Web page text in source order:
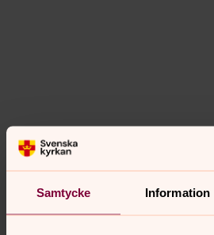
Samtycke Information